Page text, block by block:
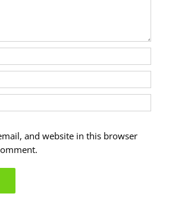
and website in this browser